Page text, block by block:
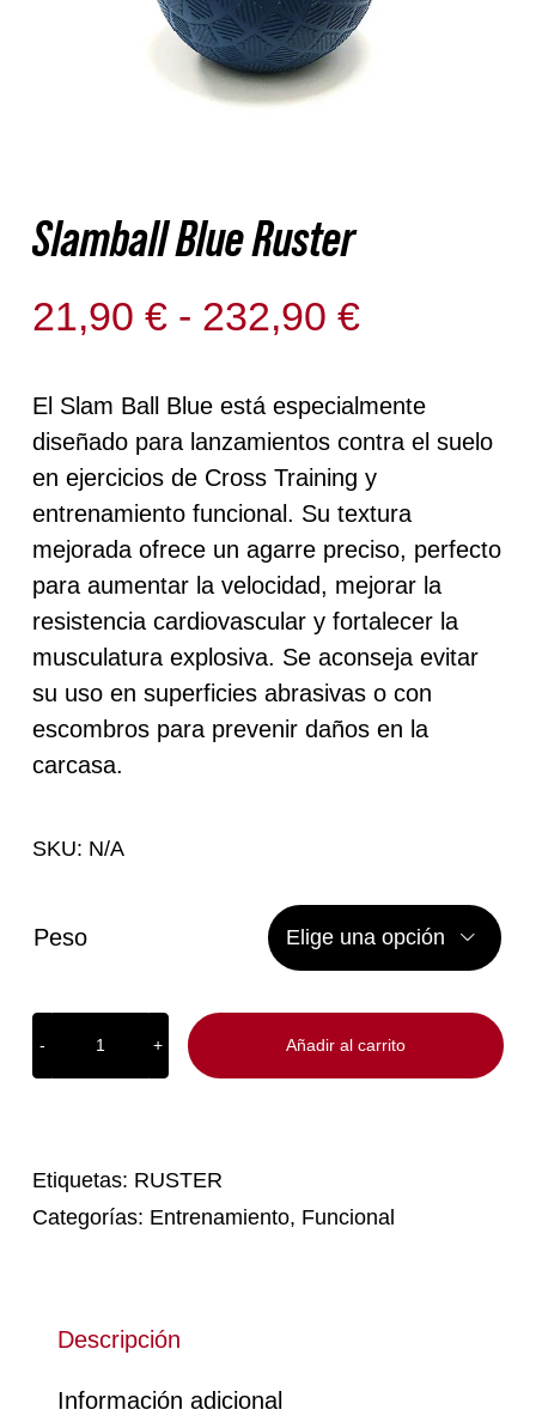
Slamball Blue Ruster
21,90€ - 232,90€Rango
precios:
desde
21,90 €
hasta
232,90 €
El Slam Ball Blue está especialmente
diseñado para lanzamientos contra el suelo
en ejercicios de Cross Training y
entrenamiento funcional. Su textura
mejorada ofrece un agarre preciso, perfecto
para aumentar la velocidad, mejorar la
resistencia cardiovascular y fortalecer la
musculatura explosiva. Se aconseja evitar
su uso en superficies abrasivas o con
escombros para prevenir daños en la
carcasa.
SKU: N/A
Peso 
Slamball
Blue
Añadir al carrito
Etiquetas: RUSTER
Categorías: Entrenamiento, Funcional
Descripción
Información adicional